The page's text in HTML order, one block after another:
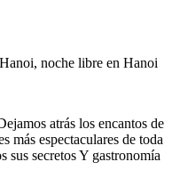
noche libre en Hanoi
atrás los encantos de
más espectaculares de toda
sus secretos Y gastronomía